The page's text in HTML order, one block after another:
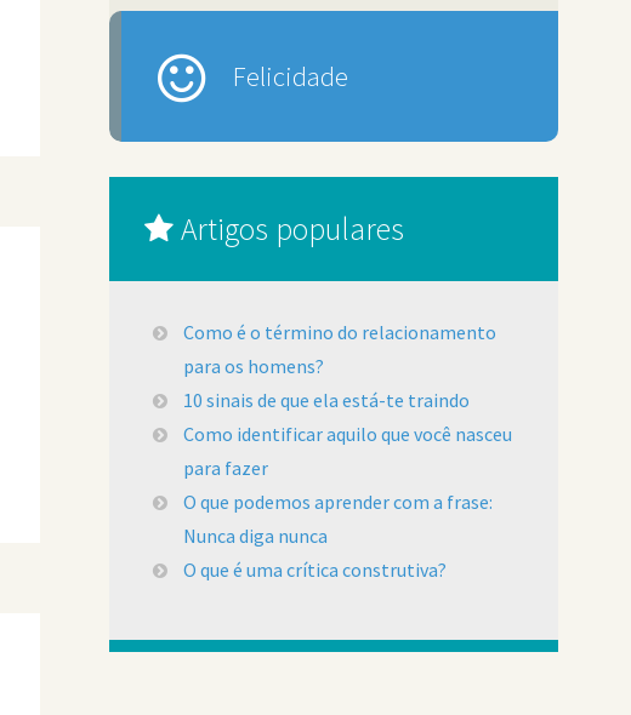
Felicidade
Artigos populares
Como é o término do relacionamento
para os homens?
10 sinais de que ela está-te traindo
Como identificar aquilo que você nasceu
para fazer
O que podemos aprender com a frase:
Nunca diga nunca
O que é uma crítica construtiva?